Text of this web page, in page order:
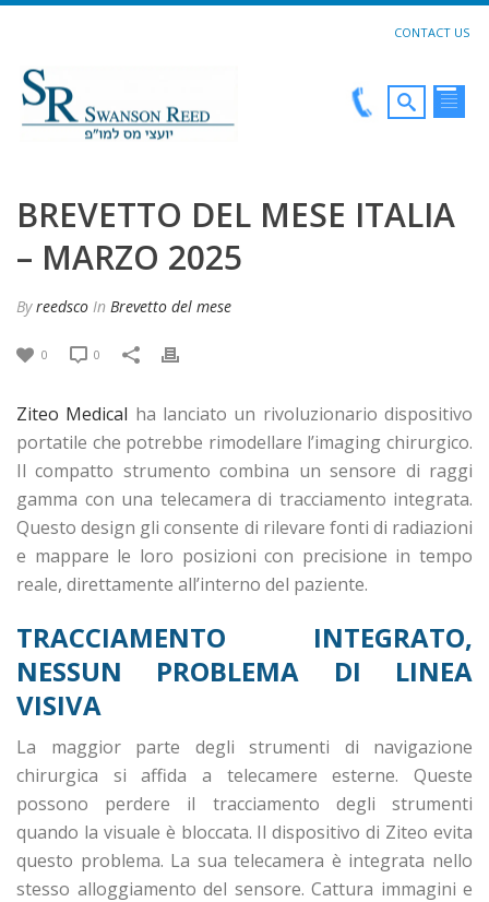
CONTACT US
BREVETTO DEL MESE ITALIA
– MARZO 2025
Byreedsco In Brevetto del mese
0 0
Ziteo Medical ha lanciato un rivoluzionario dispositivo
portatile che potrebbe rimodellare l’imaging chirurgico.
Il compatto strumento combina un sensore di raggi
gamma con una telecamera di tracciamento integrata.
Questo design gli consente di rilevare fonti di radiazioni
e mappare le loro posizioni con precisione in tempo
reale, direttamente all’interno del paziente.
TRACCIAMENTO INTEGRATO,
NESSUN PROBLEMA DI LINEA
VISIVA
La maggior parte degli strumenti di navigazione
chirurgica si affida a telecamere esterne. Queste
possono perdere il tracciamento degli strumenti
quando la visuale è bloccata. Il dispositivo di Ziteo evita
questo problema. La sua telecamera è integrata nello
stesso alloggiamento del sensore. Cattura immagini e